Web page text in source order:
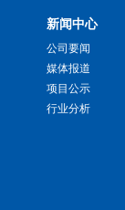
新闻中心
公司要闻
媒体报道
项目公示
行业分析